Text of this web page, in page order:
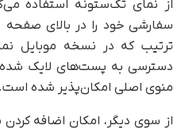
از نمای تک‌ستونه استفاده
سفارشی خود را در بالای صفحه
ترتیب که در نسخه موبایل
دسترسی به پست‌های لایک شده
منوی اصلی امکان‌پذیر شده است.
از سوی دیگر، امکان اضافه